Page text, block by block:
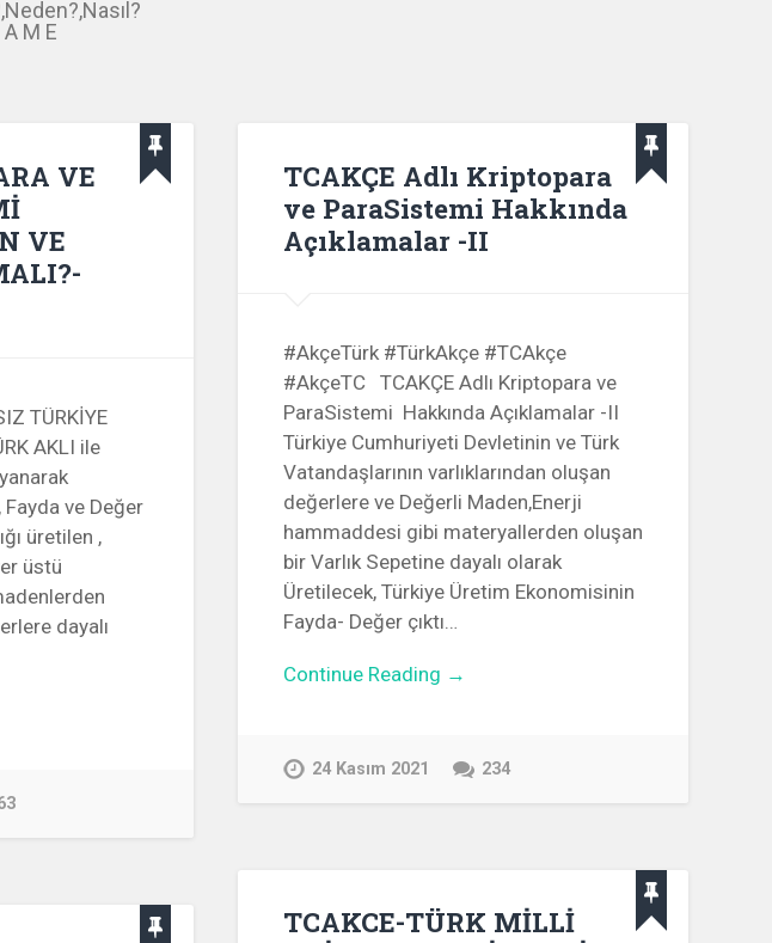
M E
VE
VE
TÜRKİYE
AKLI ile
ve Değer
üretilen ,
üstü
dayalı
TCAKÇE Adlı Kriptopara
ve ParaSistemi Hakkında
Açıklamalar -II
#AkçeTürk #TürkAkçe #TCAkçe
#AkçeTC TCAKÇE Adlı Kriptopara ve
ParaSistemi Hakkında Açıklamalar -II
Türkiye Cumhuriyeti Devletinin ve Türk
Vatandaşlarının varlıklarından oluşan
değerlere ve Değerli Maden,Enerji
hammaddesi gibi materyallerden oluşan
bir Varlık Sepetine dayalı olarak
Üretilecek, Türkiye Üretim Ekonomisinin
Fayda- Değer çıktı…
Continue Reading →
24 Kasım 2021 234
TCAKCE-TÜRK MİLLİ